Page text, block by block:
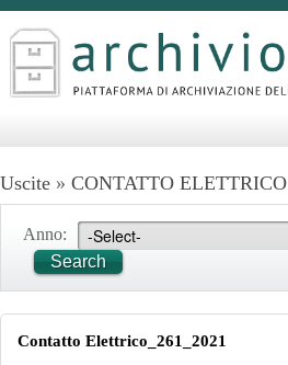
Uscite » CONTATTO ELETTRICO
Anno:
Search
Contatto Elettrico_261_2021